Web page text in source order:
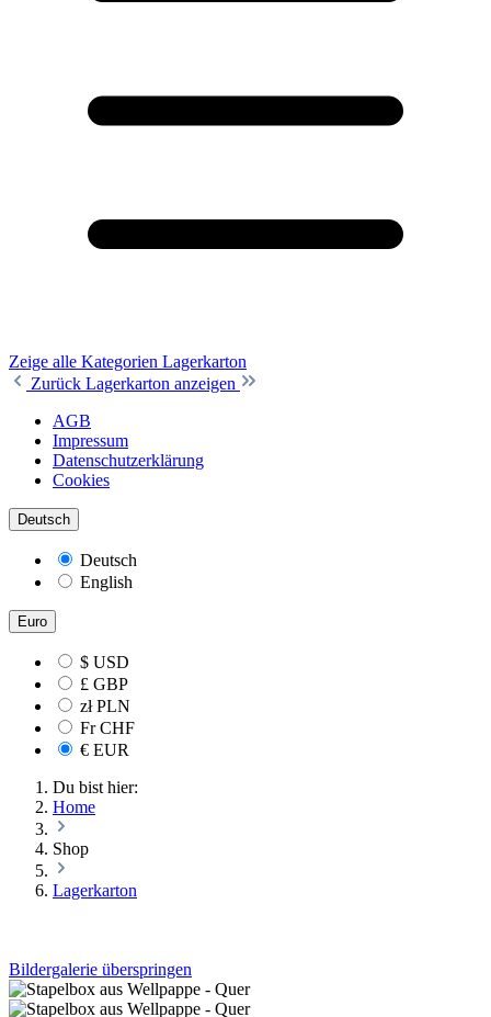
Zeige alle Kategorien Lagerkarton
Zurück Lagerkarton anzeigen
AGB
Impressum
Datenschutzerklärung
Cookies
Deutsch
Deutsch
English
Euro
$ USD
£ GBP
złPLN
FrCHF
€ EUR
Du bist hier:
Home
Shop
Lagerkarton
Bildergalerie überspringen